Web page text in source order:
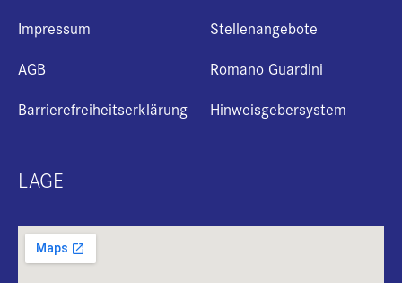
Impressum
AGB
Barrierefreiheitserklärung
Stellenangebote
Romano Guardini
Hinweisgebersystem
LAGE